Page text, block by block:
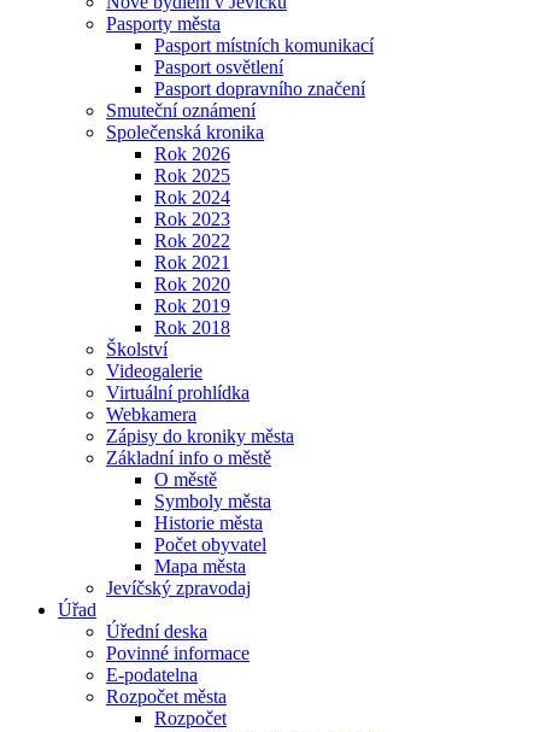
Pasporty města
Pasport místních komunikací
Pasport osvětlení
Pasport dopravního značení
Smuteční oznámení
Společenská kronika
Rok 2026
Rok 2025
Rok 2024
Rok 2023
Rok 2022
Rok 2021
Rok 2020
Rok 2019
Rok 2018
Školství
Videogalerie
Virtuální prohlídka
Webkamera
Zápisy do kroniky města
Základní info o městě
O městě
Symboly města
Historie města
Počet obyvatel
Mapa města
Jevíčský zpravodaj
Úřad
Úřední deska
Povinné informace
E-podatelna
Rozpočet města
Rozpočet